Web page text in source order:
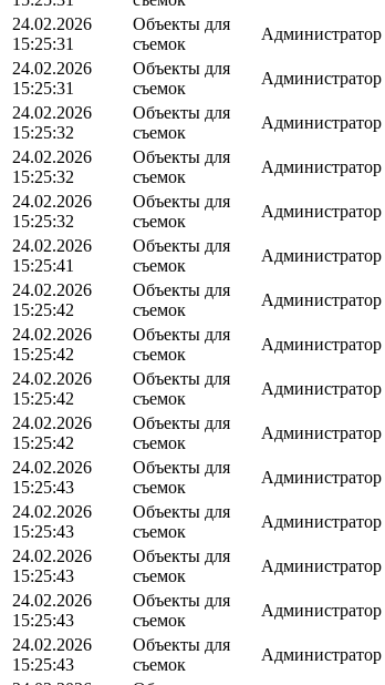
24.02.2026
15:25:31
Объекты для
съемок
Администратор
24.02.2026
15:25:31
Объекты для
съемок
Администратор
24.02.2026
15:25:32
Объекты для
съемок
Администратор
24.02.2026
15:25:32
Объекты для
съемок
Администратор
24.02.2026
15:25:32
Объекты для
съемок
Администратор
24.02.2026
15:25:41
Объекты для
съемок
Администратор
24.02.2026
15:25:42
Объекты для
съемок
Администратор
24.02.2026
15:25:42
Объекты для
съемок
Администратор
24.02.2026
15:25:42
Объекты для
съемок
Администратор
24.02.2026
15:25:42
Объекты для
съемок
Администратор
24.02.2026
15:25:43
Объекты для
съемок
Администратор
24.02.2026
15:25:43
Объекты для
съемок
Администратор
24.02.2026
15:25:43
Объекты для
съемок
Администратор
24.02.2026
15:25:43
Объекты для
съемок
Администратор
24.02.2026
15:25:43
Объекты для
съемок
Администратор